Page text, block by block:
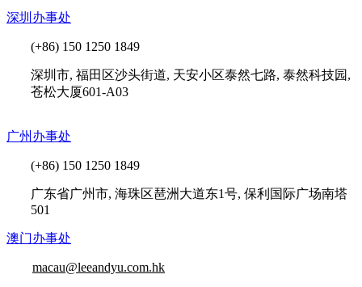
深圳办事处
(+86) 150 1250 1849
深圳市, 福田区沙头街道, 天安小区泰然七路, 泰然科技园,
苍松大厦601-A03
广州办事处
(+86) 150 1250 1849
广东省广州市, 海珠区琶洲大道东1号, 保利国际广场南塔
501
澳门办事处
macau@leeandyu.com.hk